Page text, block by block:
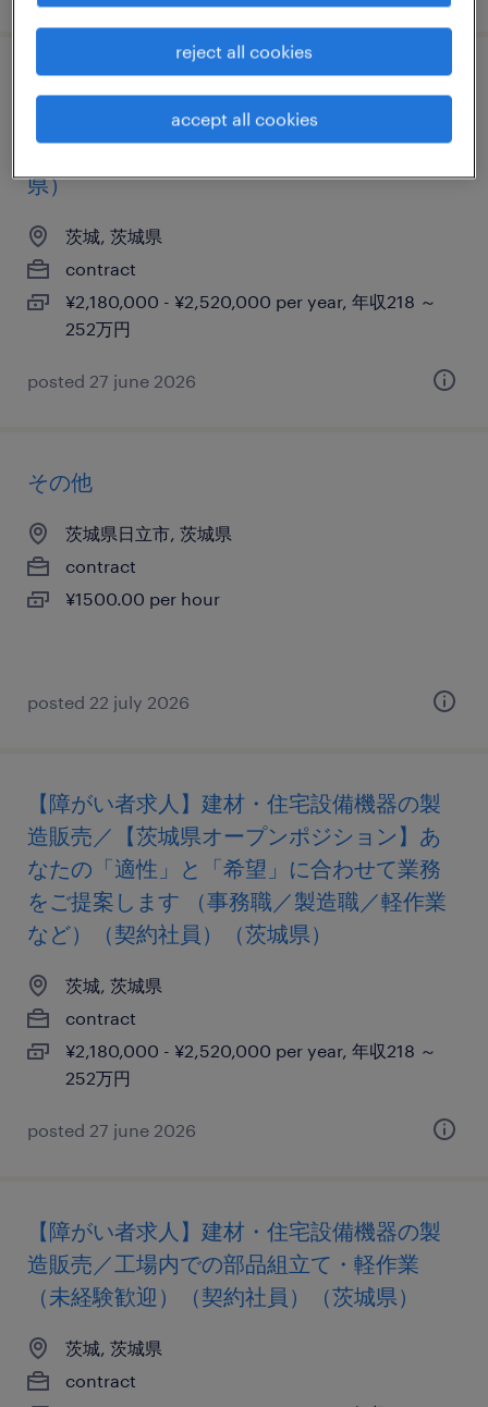
造販売／製品梱包用ダンボールの切断・加
工・軽作業スタッフ（契約社員）（茨城
県）
茨城, 茨城県
contract
¥2,180,000 - ¥2,520,000 per year, 年収218 ～
252万円
posted 27 june 2026
その他
茨城県日立市, 茨城県
contract
¥1500.00 per hour
posted 22 july 2026
【障がい者求人】建材・住宅設備機器の製
造販売／【茨城県オープンポジション】あ
なたの「適性」と「希望」に合わせて業務
をご提案します （事務職／製造職／軽作業
など）（契約社員）（茨城県）
茨城, 茨城県
contract
¥2,180,000 - ¥2,520,000 per year, 年収218 ～
252万円
posted 27 june 2026
【障がい者求人】建材・住宅設備機器の製
造販売／工場内での部品組立て・軽作業
（未経験歓迎）（契約社員）（茨城県）
茨城, 茨城県
contract
reject all cookies
accept all cookies